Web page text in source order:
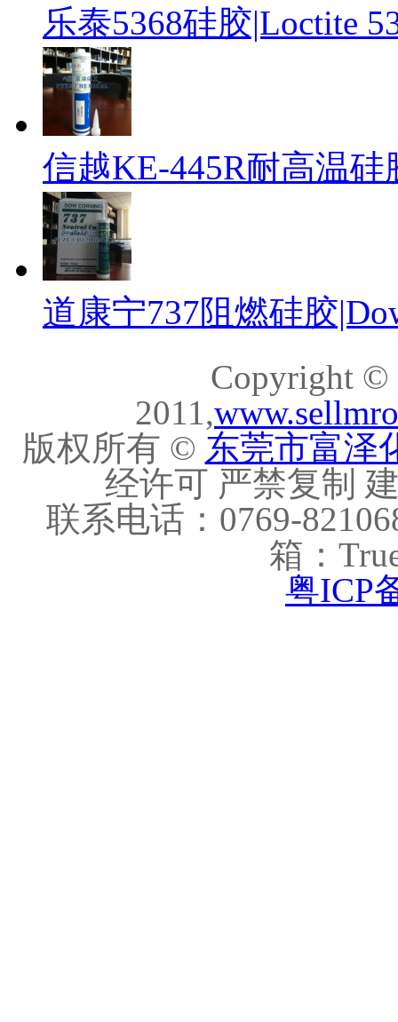
乐泰5368硅胶|Loctite
信越KE-445R耐高温硅
道康宁737阻燃硅胶
Copyright ©
2011,
版权所有 © 东莞市富泽
经许可 严禁复制
联系电话：0769-
箱：
粤ICP